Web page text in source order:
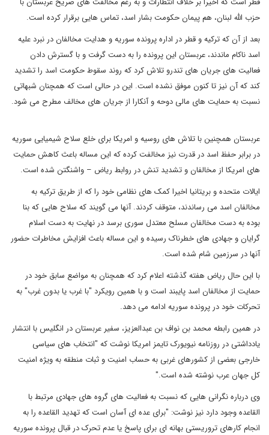
حزب الله لبنان، هم پیمان حکومت بشار اسد، تماس هایی برقرار کرده است.
بعد از آن که ترکیه و قطر در اداره پرونده سوریه و هدایت مخالفان در نبرد علیه
اسد ناکام ماندند، عربستان این پرونده را به دست گرفت و با گسترش دادن
فعالیت های جریان های تندرو تلاش کرد که روند سقوط حکومت اسد را تشدید
کند که آن نیز تا کنون موفق نشده است. این در حالی است که همچنان شبهاتی
نسبت به حمایت های مالی دوحه و آنکارا از جریان های مخالف مطرح می شود.
عربستان همچنین با تلاش های روسیه و امریکا برای خلع سلاح شیمیایی سوریه
در برابر حفظ اسد در قدرت نیز مخالفت کرده که این مساله باعث کاهش حمایت
های امریکا از مخالفان و تشدید تنش در روابط ریاض – واشنگتن شده است.
ایالات متحده و بریتانیا اخیرا کمک های نظامی خود را که از طریق ترکیه به
مخالفان اسد می رساندند، متوقف کردند. آنها می گویند که سلاح هایی که بنا
بوده به دست مخالفان مسلح معتدل سوری برسد در نهایت به دست اسلام
گرایان و جهادی های خطرناک رسیده و این مساله باعث افزایش مخاطرات حضور
آنها در سرزمین شام شده است.
با این حال ریاض هفته گذشته اعلام کرد که همچنان به مواضع سابق خود در
حمایت از مخالفان اسد پایبند است و با همین رویکرد "با غرب یا بدون غرب" به
تحرکات خود در پرونده سوریه ادامه می دهد.
در همین رابطه محمد بن نواف بن عبدالعزیز، سفیر عربستان در انگلیس با انتشار
یادداشتی در روزنامه نیویورک تایمز امریکا نوشت که "انتخاب های سیاسی
خارجی بعضی از کشورهای غربی به حساب امنیت و ثبات منطقه به ویژه امنیت
کل جهان عرب نوشته شده است."
وی درباره نگرانی هایی که نسبت به فعالیت های گروه های جهادی مرتبط با
القاعده وجود دارد نیز نوشت: "برای عده ای آسان است که تهدید القاعده را به
انجام کارهای تروریستی بهانه ای برای پاسخ یا عدم تحرک در قبال پرونده سوریه